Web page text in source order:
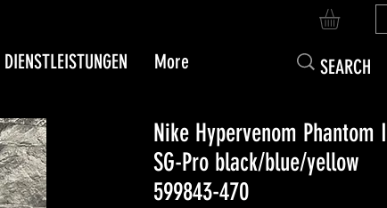
DIENSTLEISTUNGEN More
Nike Hypervenom Phantom I
SG-Pro black/blue/yellow
599843-470